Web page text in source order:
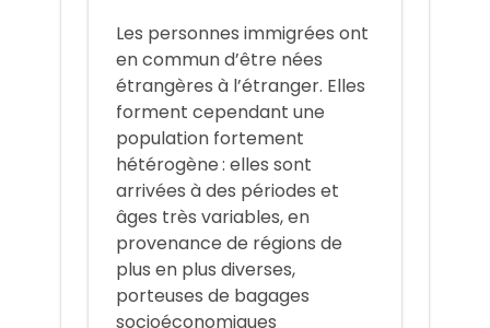
Les personnes immigrées ont
en commun d’être nées
étrangères à l’étranger. Elles
forment cependant une
population fortement
hétérogène : elles sont
arrivées à des périodes et
âges très variables, en
provenance de régions de
plus en plus diverses,
porteuses de bagages
socioéconomiques